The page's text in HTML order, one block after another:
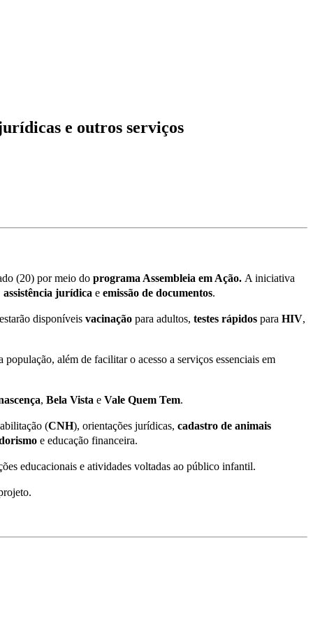
e outros serviços
(20) por meio do programa Assembleia em Ação. A iniciativa
assistência jurídica e emissão de documentos.
disponíveis vacinação para adultos, testes rápidos para HIV,
além de facilitar o acesso a serviços essenciais em
, Bela Vista e Vale Quem Tem.
(CNH), orientações jurídicas, cadastro de animais
e educação financeira.
educacionais e atividades voltadas ao público infantil.